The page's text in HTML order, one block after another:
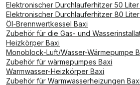
Elektronischer Durchlauferhitzer 50 Liter
Elektronischer Durchlauferhitzer 80
Öl-Brennwertkessel Baxi
Zubehör für die Gas- und
Heizkörper Baxi
Monoblock-Luft/Wasser-Wärmepumpe
Zubehör für wärmepumpes Baxi
Warmwasser-Heizkörper Baxi
Zubehör für Warmwasserheizungen Baxi